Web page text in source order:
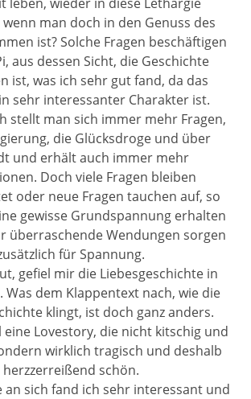
man doch in den Genuss des
ist? Solche Fragen beschäftigen
aus dessen Sicht, die Geschichte
ist, was ich sehr gut fand, da das
sehr interessanter Charakter ist.
stellt man sich immer mehr Fragen,
die Glücksdroge und über
und erhält auch immer mehr
Doch viele Fragen bleiben
oder neue Fragen tauchen auf, so
gewisse Grundspannung erhalten
überraschende Wendungen sorgen
für Spannung.
gefiel mir die Liebesgeschichte in
Was dem Klappentext nach, wie die
klingt, ist doch ganz anders.
eine Lovestory, die nicht kitschig und
wirklich tragisch und deshalb
herzzerreißend schön.
an sich fand ich sehr interessant und